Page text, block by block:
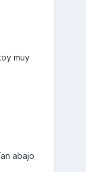
muy
abajo